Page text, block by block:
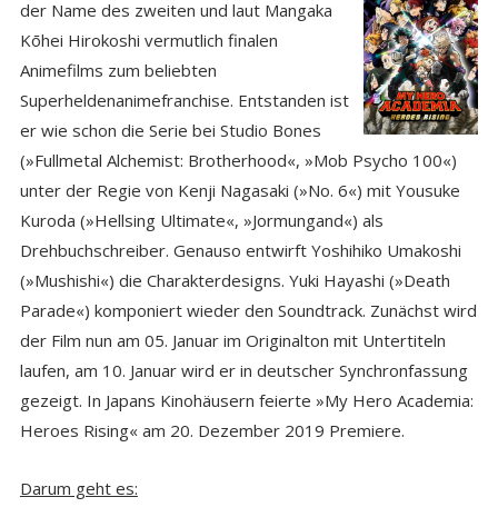
der Name des zweiten und laut Mangaka
Kōhei Hirokoshi vermutlich finalen
Animefilms zum beliebten
Superheldenanimefranchise. Entstanden ist
er wie schon die Serie bei Studio Bones
(»Fullmetal Alchemist: Brotherhood«, »Mob Psycho 100«)
unter der Regie von Kenji Nagasaki (»No. 6«) mit Yousuke
Kuroda (»Hellsing Ultimate«, »Jormungand«) als
Drehbuchschreiber. Genauso entwirft Yoshihiko Umakoshi
(»Mushishi«) die Charakterdesigns. Yuki Hayashi (»Death
Parade«) komponiert wieder den Soundtrack. Zunächst wird
der Film nun am 05. Januar im Originalton mit Untertiteln
laufen, am 10. Januar wird er in deutscher Synchronfassung
gezeigt. In Japans Kinohäusern feierte »My Hero Academia:
Heroes Rising« am 20. Dezember 2019 Premiere.
Darum geht es: